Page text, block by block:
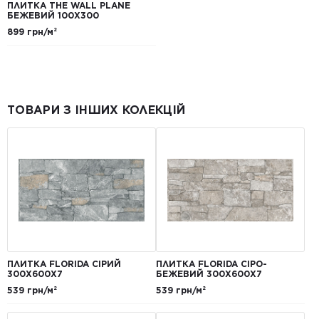
ПЛИТКА THE WALL PLANE
БЕЖЕВИЙ 100X300
899 грн/м²
ТОВАРИ З ІНШИХ КОЛЕКЦІЙ
ПЛИТКА FLORIDA СІРИЙ
300Х600Х7
539 грн/м²
ПЛИТКА FLORIDA СІРО-
БЕЖЕВИЙ 300Х600Х7
539 грн/м²